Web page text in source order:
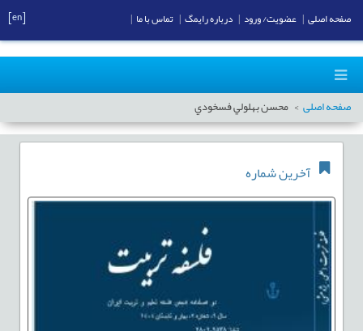
صفحه اصلی محسن بهلولي فسخودي
آخرین شماره
صفحه اصلی عضویت/ ورود درباره رایمگ تماس با ما